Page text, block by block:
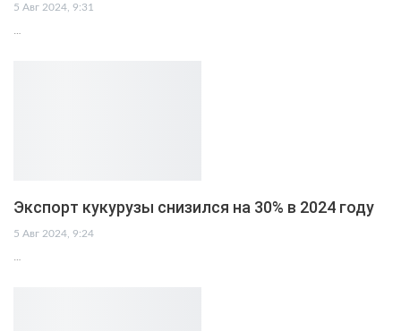
5 Авг 2024, 9:31
Экспорт кукурузы снизился на 30% в 2024 году
5 Авг 2024, 9:24
…